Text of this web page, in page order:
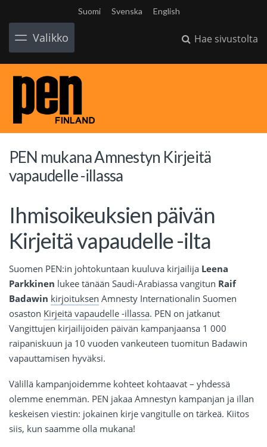
Suomi Svenska English
Valikko Hae sivustolta
PEN mukana Amnestyn Kirjeitä
vapaudelle -illassa
Ihmisoikeuksien päivän
Kirjeitä vapaudelle -ilta
Suomen PEN:in johtokuntaan kuuluva kirjailija Leena
Parkkinen lukee tänään Saudi-Arabiassa vangitun Raif
Badawin kirjoituksen Amnesty Internationalin Suomen
osaston Kirjeitä vapaudelle -illassa. PEN on jatkanut
Vangittujen kirjailijoiden päivän kampanjaansa 1 000
raipaniskuun ja 10 vuoden vankeuteen tuomitun Badawin
vapauttamisen hyväksi.
Välillä kampanjoidemme kohteet kohtaavat – yhdessä
olemme enemmän. PEN jakaa Amnestyn kampanjan ja illan
keskeisen viestin: jokainen kirje vangitulle on tärkeä. Kiitos
siis, kun saamme olla mukana!